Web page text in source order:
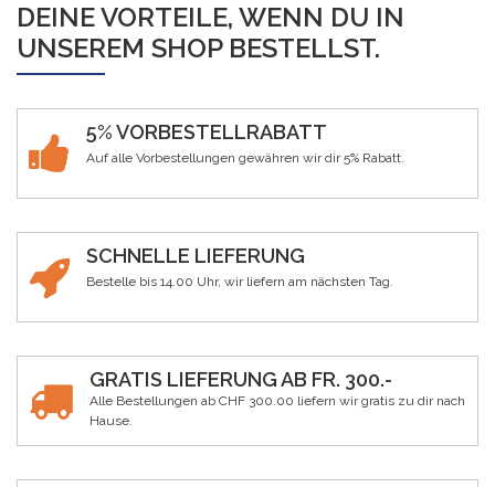
DEINE VORTEILE, WENN DU IN
UNSEREM SHOP BESTELLST.
5% VORBESTELLRABATT
Auf alle Vorbestellungen gewähren wir dir 5% Rabatt.
SCHNELLE LIEFERUNG
Bestelle bis 14.00 Uhr, wir liefern am nächsten Tag.
GRATIS LIEFERUNG AB FR. 300.-
Alle Bestellungen ab CHF 300.00 liefern wir gratis zu dir nach
Hause.